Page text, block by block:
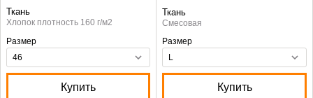
Ткань
Хлопок плотность 160 г/м2
Размер
Купить
Ткань
Смесовая
Размер
Купить